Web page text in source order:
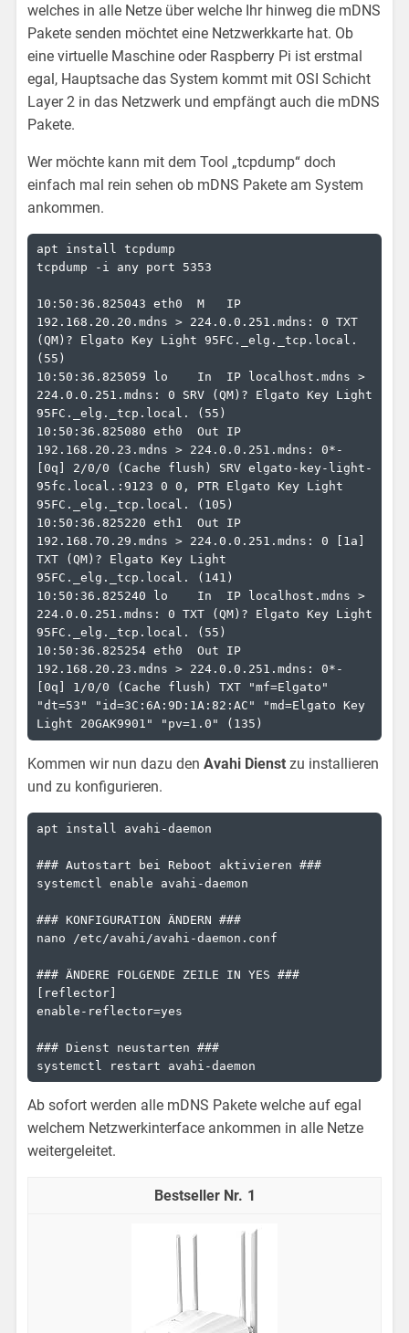
welches in alle Netze über welche Ihr hinweg die mDNS
Pakete senden möchtet eine Netzwerkkarte hat. Ob
eine virtuelle Maschine oder Raspberry Pi ist erstmal
egal, Hauptsache das System kommt mit OSI Schicht
Layer 2 in das Netzwerk und empfängt auch die mDNS
Pakete.
Wer möchte kann mit dem Tool „tcpdump“ doch
einfach mal rein sehen ob mDNS Pakete am System
ankommen.
apt install tcpdump
tcpdump -i any port 5353
10:50:36.825043 eth0  M   IP
192.168.20.20.mdns > 224.0.0.251.mdns: 0 TXT
(QM)? Elgato Key Light 95FC._elg._tcp.local.
(55)
10:50:36.825059 lo    In  IP localhost.mdns >
224.0.0.251.mdns: 0 SRV (QM)? Elgato Key Light
95FC._elg._tcp.local. (55)
10:50:36.825080 eth0  Out IP
192.168.20.23.mdns > 224.0.0.251.mdns: 0*-
[0q] 2/0/0 (Cache flush) SRV elgato-key-light-
95fc.local.:9123 0 0, PTR Elgato Key Light
95FC._elg._tcp.local. (105)
10:50:36.825220 eth1  Out IP
192.168.70.29.mdns > 224.0.0.251.mdns: 0 [1a]
TXT (QM)? Elgato Key Light
95FC._elg._tcp.local. (141)
10:50:36.825240 lo    In  IP localhost.mdns >
224.0.0.251.mdns: 0 TXT (QM)? Elgato Key Light
95FC._elg._tcp.local. (55)
10:50:36.825254 eth0  Out IP
192.168.20.23.mdns > 224.0.0.251.mdns: 0*-
[0q] 1/0/0 (Cache flush) TXT "mf=Elgato"
"dt=53" "id=3C:6A:9D:1A:82:AC" "md=Elgato Key
Light 20GAK9901" "pv=1.0" (135)
Kommen wir nun dazu denAvahi Dienst zu installieren
und zu konfigurieren.
apt install avahi-daemon
### Autostart bei Reboot aktivieren ###
systemctl enable avahi-daemon
### KONFIGURATION ÄNDERN ###
nano /etc/avahi/avahi-daemon.conf
### ÄNDERE FOLGENDE ZEILE IN YES ###
[reflector]
enable-reflector=yes
### Dienst neustarten ###
systemctl restart avahi-daemon
Ab sofort werden alle mDNS Pakete welche auf egal
welchem Netzwerkinterface ankommen in alle Netze
weitergeleitet.
1